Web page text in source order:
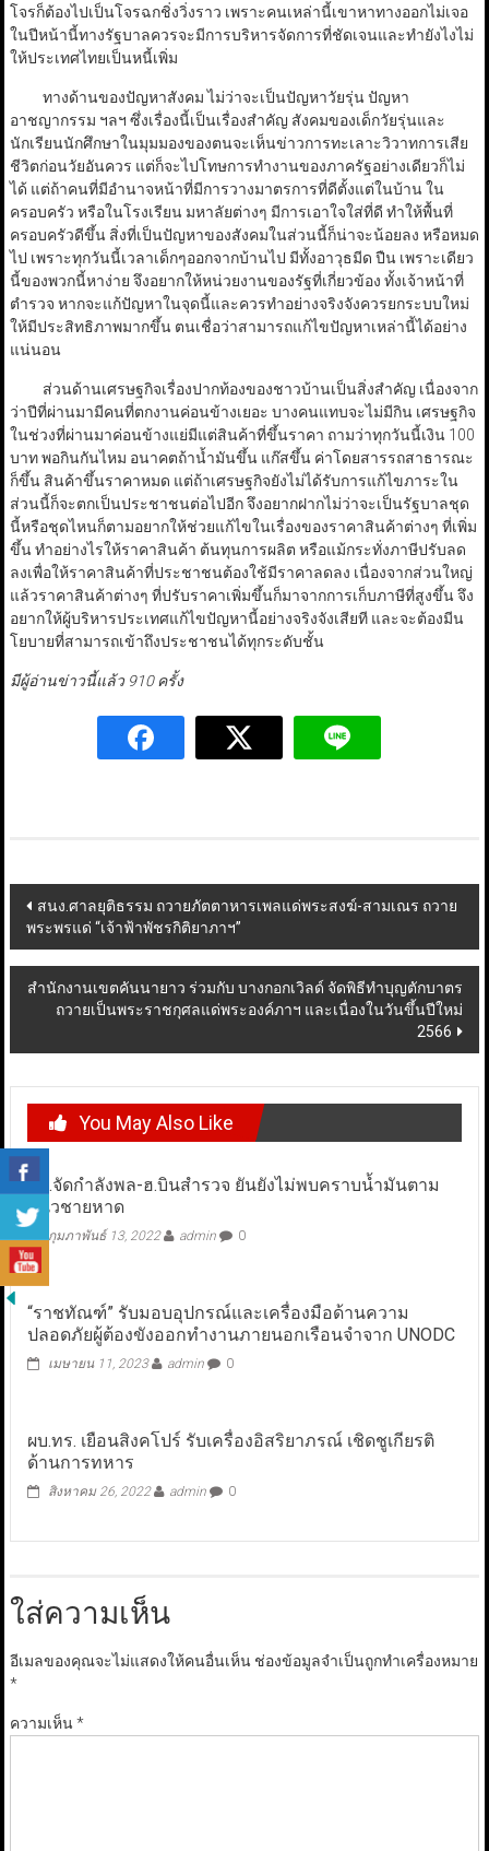
โจรก็ต้องไปเป็นโจรฉกชิ่งวิ่งราว เพราะคนเหล่านี้เขาหาทางออกไม่เจอ
ในปีหน้านี้ทางรัฐบาลควรจะมีการบริหารจัดการที่ชัดเจนและทำยังไงไม่
ให้ประเทศไทยเป็นหนี้เพิ่ม
ทางด้านของปัญหาสังคม ไม่ว่าจะเป็นปัญหาวัยรุ่น ปัญหา
อาชญากรรม ฯลฯ ซึ่งเรื่องนี้เป็นเรื่องสำคัญ สังคมของเด็กวัยรุ่นและ
นักเรียนนักศึกษาในมุมมองของตนจะเห็นข่าวการทะเลาะวิวาทการเสีย
ชีวิตก่อนวัยอันควร แต่ก็จะไปโทษการทำงานของภาครัฐอย่างเดียวก็ไม่
ได้ แต่ถ้าคนที่มีอำนาจหน้าที่มีการวางมาตรการที่ดีตั้งแต่ในบ้าน ใน
ครอบครัว หรือในโรงเรียน มหาลัยต่างๆ มีการเอาใจใส่ที่ดี ทำให้พื้นที่
ครอบครัวดีขึ้น สิ่งที่เป็นปัญหาของสังคมในส่วนนี้ก็น่าจะน้อยลง หรือหมด
ไป เพราะทุกวันนี้เวลาเด็กๆออกจากบ้านไป มีทั้งอาวุธมีด ปืน เพราะเดียว
นี้ของพวกนี้หาง่าย จึงอยากให้หน่วยงานของรัฐที่เกี่ยวข้อง ทั้งเจ้าหน้าที่
ตำรวจ หากจะแก้ปัญหาในจุดนี้และควรทำอย่างจริงจังควรยกระบบใหม่
ให้มีประสิทธิภาพมากขึ้น ตนเชื่อว่าสามารถแก้ไขปัญหาเหล่านี้ได้อย่าง
แน่นอน
ส่วนด้านเศรษฐกิจเรื่องปากท้องของชาวบ้านเป็นสิ่งสำคัญ เนื่องจาก
ว่าปีที่ผ่านมามีคนที่ตกงานค่อนข้างเยอะ บางคนแทบจะไม่มีกิน เศรษฐกิจ
ในช่วงที่ผ่านมาค่อนข้างแย่มีแต่สินค้าที่ขึ้นราคา ถามว่าทุกวันนี้เงิน 100
บาท พอกินกันไหม อนาคตถ้าน้ำมันขึ้น แก๊สขึ้น ค่าโดยสารรถสาธารณะ
ก็ขึ้น สินค้าขึ้นราคาหมด แต่ถ้าเศรษฐกิจยังไม่ได้รับการแก้ไขภาระใน
ส่วนนี้ก็จะตกเป็นประชาชนต่อไปอีก จึงอยากฝากไม่ว่าจะเป็นรัฐบาลชุด
นี้หรือชุดไหนก็ตามอยากให้ช่วยแก้ไขในเรื่องของราคาสินค้าต่างๆ ที่เพิ่ม
ขึ้น ทำอย่างไรให้ราคาสินค้า ต้นทุนการผลิต หรือแม้กระทั่งภาษีปรับลด
ลงเพื่อให้ราคาสินค้าที่ประชาชนต้องใช้มีราคาลดลง เนื่องจากส่วนใหญ่
แล้วราคาสินค้าต่างๆ ที่ปรับราคาเพิ่มขึ้นก็มาจากการเก็บภาษีที่สูงขึ้น จึง
อยากให้ผู้บริหารประเทศแก้ไขปัญหานี้อย่างจริงจังเสียที และจะต้องมีน
โยบายที่สามารถเข้าถึงประชาชนได้ทุกระดับชั้น
มีผู้อ่านข่าวนี้แล้ว 910 ครั้ง
Post
navigation
สนง.ศาลยุติธรรม ถวายภัตตาหารเพลแด่พระสงฆ์-สามเณร ถวาย
พระพรแด่ “เจ้าฟ้าพัชรกิติยาภาฯ”
สำนักงานเขตคันนายาว ร่วมกับ บางกอกเวิลด์ จัดพิธีทำบุญตักบาตร
ถวายเป็นพระราชกุศลแด่พระองค์ภาฯ และเนื่องในวันขึ้นปีใหม่
2566
You May Also Like
ทร.จัดกำลังพล-ฮ.บินสำรวจ ยันยังไม่พบคราบน้ำมันตาม
แนวชายหาด
กุมภาพันธ์ 13, 2022 admin 0
“ราชทัณฑ์” รับมอบอุปกรณ์และเครื่องมือด้านความ
ปลอดภัยผู้ต้องขังออกทำงานภายนอกเรือนจำจาก UNODC
เมษายน 11, 2023 admin 0
ผบ.ทร. เยือนสิงคโปร์ รับเครื่องอิสริยาภรณ์ เชิดชูเกียรติ
ด้านการทหาร
สิงหาคม 26, 2022 admin 0
ใส่ความเห็น
อีเมลของคุณจะไม่แสดงให้คนอื่นเห็น ช่องข้อมูลจำเป็นถูกทำเครื่องหมาย
*
ความเห็น*